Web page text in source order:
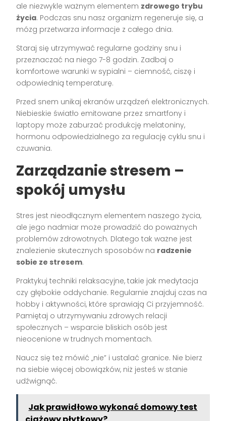
ale niezwykle ważnym elementem zdrowego trybu
życia. Podczas snu nasz organizm regeneruje się, a
mózg przetwarza informacje z całego dnia.
Staraj się utrzymywać regularne godziny snu i
przeznaczać na niego 7-8 godzin. Zadbaj o
komfortowe warunki w sypialni – ciemność, ciszę i
odpowiednią temperaturę.
Przed snem unikaj ekranów urządzeń elektronicznych.
Niebieskie światło emitowane przez smartfony i
laptopy może zaburzać produkcję melatoniny,
hormonu odpowiedzialnego za regulację cyklu snu i
czuwania.
Zarządzanie stresem –
spokój umysłu
Stres jest nieodłącznym elementem naszego życia,
ale jego nadmiar może prowadzić do poważnych
problemów zdrowotnych. Dlatego tak ważne jest
znalezienie skutecznych sposobów na radzenie
sobie ze stresem.
Praktykuj techniki relaksacyjne, takie jak medytacja
czy głębokie oddychanie. Regularnie znajduj czas na
hobby i aktywności, które sprawiają Ci przyjemność.
Pamiętaj o utrzymywaniu zdrowych relacji
społecznych – wsparcie bliskich osób jest
nieocenione w trudnych momentach.
Naucz się też mówić „nie” i ustalać granice. Nie bierz
na siebie więcej obowiązków, niż jesteś w stanie
udźwignąć.
Jak prawidłowo wykonać domowy test